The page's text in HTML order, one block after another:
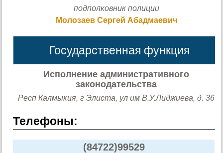
подполковник полиции
Молозаев Сергей Абадмаевич
Государственная функция
Исполнение административного
законодательства
Респ Калмыкия, г Элиста, ул им В.У.Лиджиева, д. 36
Телефоны:
(84722)99529